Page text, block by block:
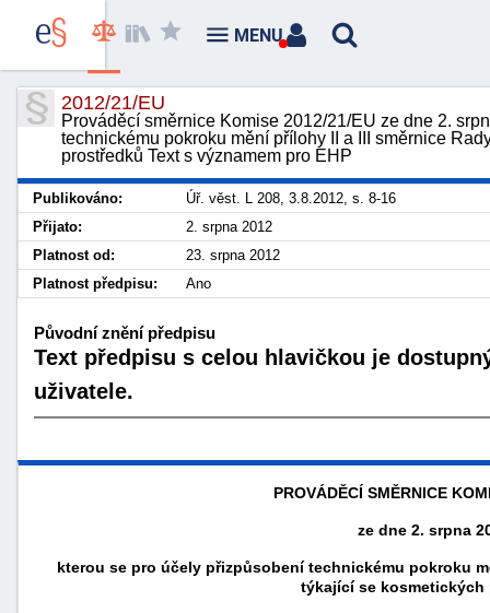
2012/21/EU
Prováděcí směrnice Komise 2012/21/EU ze dne 2.
technickému pokroku mění přílohy II a III směrnice
prostředků Text s významem pro EHP
Publikováno:
Úř. věst. L 208, 3.8.2012, s. 8-16
Přijato:
2. srpna 2012
Platnost od:
23. srpna 2012
Platnost předpisu:
Ano
Původní znění předpisu
Text předpisu s celou hlavičkou je
uživatele.
PROVÁDĚCÍ SMĚRNICE
ze dne 2. srpna
kterou se pro účely přizpůsobení technickému pokroku
týkající se kosmetických
MENU